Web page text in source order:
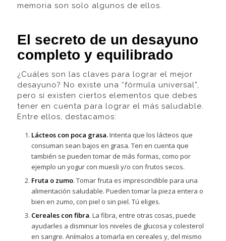
memoria son solo algunos de ellos.
El secreto de un desayuno
completo y equilibrado
¿Cuáles son las claves para lograr el mejor
desayuno? No existe una “fórmula universal”,
pero sí existen ciertos elementos que debes
tener en cuenta para lograr el más saludable.
Entre ellos, destacamos:
Lácteos con poca grasa.Intenta que los lácteos que
consuman sean bajos en grasa. Ten en cuenta que
también se pueden tomar de más formas, como por
ejemplo un yogur con muesli y/o con frutos secos.
Fruta o zumo. Tomar fruta es imprescindible para una
alimentación saludable. Pueden tomar la pieza entera o
bien en zumo, con piel o sin piel. Tú eliges.
Cereales con fibra. La fibra, entre otras cosas, puede
ayudarles a disminuir los niveles de glucosa y colesterol
en sangre. Anímalos a tomarla en cereales y, del mismo